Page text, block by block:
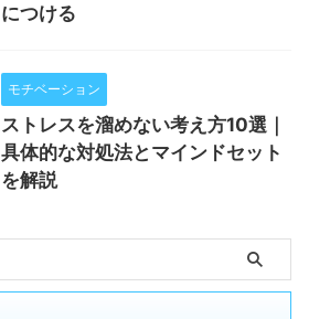
につける
モチベーション
ストレスを溜めない考え方10選｜
具体的な対処法とマインドセット
を解説